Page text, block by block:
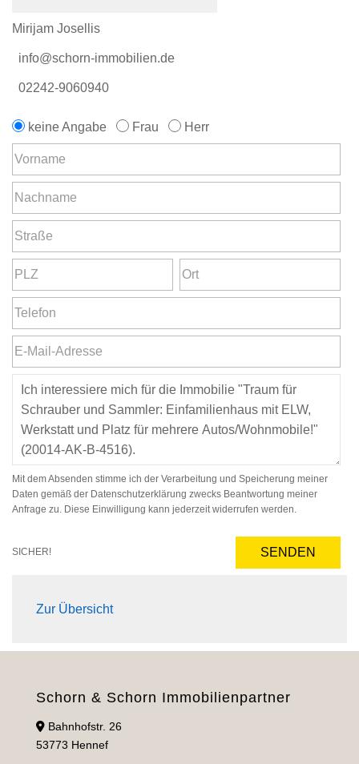
Mirijam Josellis
info@schorn-immobilien.de
02242-9060940
keine Angabe Frau Herr
Mit dem Absenden stimme ich der Verarbeitung und Speicherung meiner
Daten gemäß der Datenschutzerklärung zwecks Beantwortung meiner
Anfrage zu. Diese Einwilligung kann jederzeit widerrufen werden.
SICHER! SENDEN
Zur Übersicht
Schorn & Schorn Immobilienpartner
Bahnhofstr. 26
53773 Hennef